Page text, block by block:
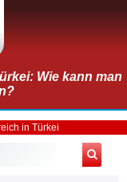
Wie kann man
in Türkei